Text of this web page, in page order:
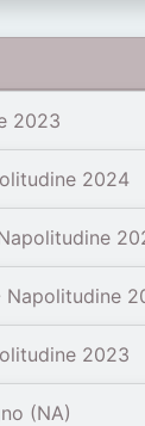
2023
2024
Napolitudine
2023
(NA)